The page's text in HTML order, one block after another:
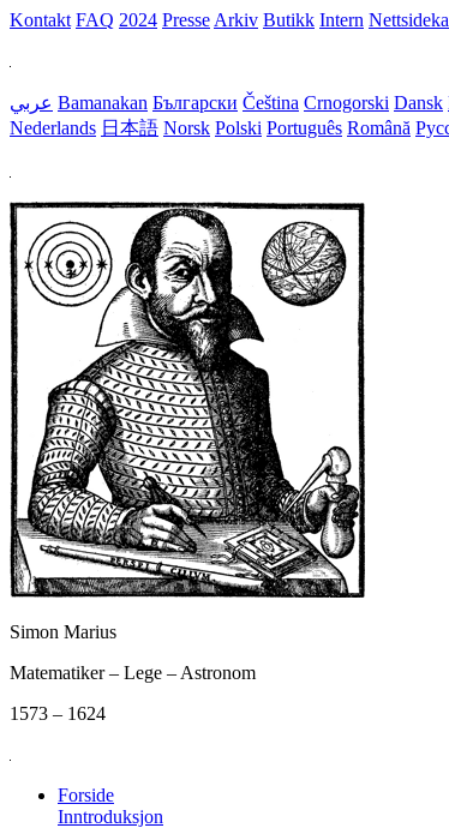
Kontakt FAQ 2024 Presse Arkiv Butikk Intern
عربي Bamanakan Български Čeština Crnogorski Dansk
Nederlands 日本語 Norsk Polski Português Română
Simon Marius
Matematiker – Lege – Astronom
1573 – 1624
Forside
Inntroduksjon